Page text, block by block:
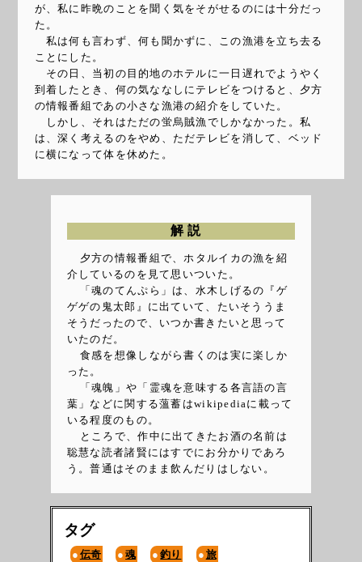
が、私に昨晩のことを聞く気をそがせるのには十分だっ
た。
私は何も言わず、何も聞かずに、この漁港を立ち去る
ことにした。
その日、当初の目的地のホテルに一日遅れでようやく
到着したとき、何の気ななしにテレビをつけると、夕方
の情報番組であの小さな漁港の紹介をしていた。
しかし、それはただの蛍烏賊漁でしかなかった。私
は、深く考えるのをやめ、ただテレビを消して、ベッド
に横になって体を休めた。
解説
夕方の情報番組で、ホタルイカの漁を紹
介しているのを見て思いついた。
「魂のてんぷら」は、水木しげるの『ゲ
ゲゲの鬼太郎』に出ていて、たいそううま
そうだったので、いつか書きたいと思って
いたのだ。
食感を想像しながら書くのは実に楽しか
った。
「魂魄」や「霊魂を意味する各言語の言
葉」などに関する薀蓄はwikipediaに載って
いる程度のもの。
ところで、作中に出てきたお酒の名前は
聡慧な読者諸賢にはすでにお分かりであろ
う。普通はそのまま飲んだりはしない。
タグ
伝奇 魂 釣り 旅